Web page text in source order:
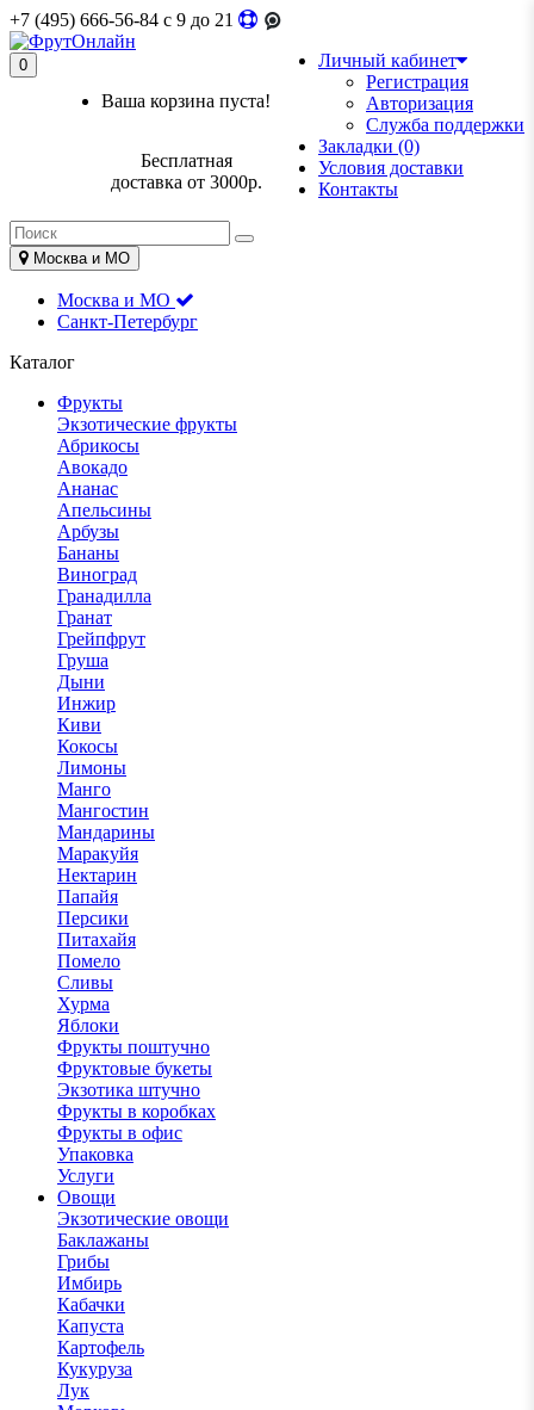
+7 (495) 666-56-84 c 9 до 21
Личный кабинет
Регистрация
Авторизация
Служба поддержки
Закладки (0)
Условия доставки
Контакты
0
Ваша корзина пуста!
Бесплатная
доставка от 3000р.
Москва и МО
Москва и МО
Санкт-Петербург
Каталог
Фрукты
Экзотические фрукты
Абрикосы
Авокадо
Ананас
Апельсины
Арбузы
Бананы
Виноград
Гранадилла
Гранат
Грейпфрут
Груша
Дыни
Инжир
Киви
Кокосы
Лимоны
Манго
Мангостин
Мандарины
Маракуйя
Нектарин
Папайя
Персики
Питахайя
Помело
Сливы
Хурма
Яблоки
Фрукты поштучно
Фруктовые букеты
Экзотика штучно
Фрукты в коробках
Фрукты в офис
Упаковка
Услуги
Овощи
Экзотические овощи
Баклажаны
Грибы
Имбирь
Кабачки
Капуста
Картофель
Кукуруза
Лук